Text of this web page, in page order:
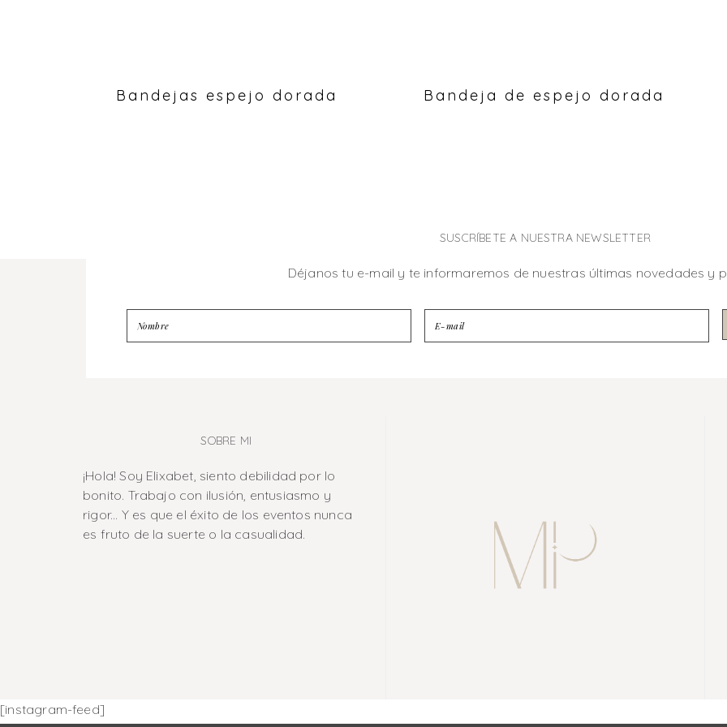
Bandejas espejo dorada Bandeja de espejo dorada
SUSCRÍBETE A NUESTRA NEWSLETTER
Déjanos tu e-mail y te informaremos de nuestras últimas novedades y
SOBRE MI
¡Hola! Soy Elixabet, siento debilidad por lo
bonito. Trabajo con ilusión, entusiasmo y
rigor... Y es que el éxito de los eventos nunca
es fruto de la suerte o la casualidad.
[instagram-feed]